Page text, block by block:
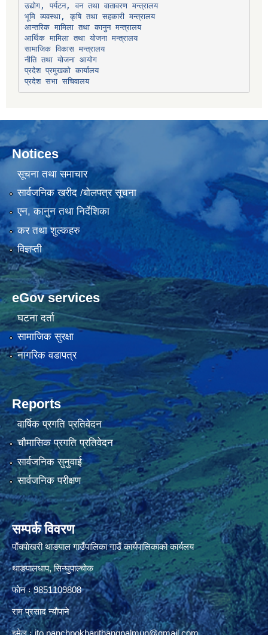
उद्योग, पर्यटन, वन तथा वातावरण मन्त्रालय
भूमि व्यवस्था, कृषि तथा सहकारी मन्त्रालय
आन्तरिक मामिला तथा कानुन मन्त्रालय
आर्थिक मामिला तथा योजना मन्त्रालय
सामाजिक विकास मन्त्रालय
नीति तथा योजना आयोग
प्रदेश प्रमुखको कार्यालय
प्रदेश सभा सचिवालय
Notices
सूचना तथा समाचार
सार्वजनिक खरीद /बोलपत्र सूचना
एन, कानुन तथा निर्देशिका
कर तथा शुल्कहरु
विज्ञप्ती
eGov services
घटना दर्ता
सामाजिक सुरक्षा
नागरिक वडापत्र
Reports
वार्षिक प्रगति प्रतिवेदन
चौमासिक प्रगति प्रतिवेदन
सार्वजनिक सुनुवाई
सार्वजनिक परीक्षण
सम्पर्क विवरण
पाँचपाेखरी थाङपाल गाउँपालिका गाउँ कार्यपालिकाको कार्यलय
थाङपालधाप, सिन्घुपाल्चाेक
फाेन ः 9851109808
राम प्रसाद न्याैपाने
इमेल ःito.panchpokharithangpalmun@gmail.com